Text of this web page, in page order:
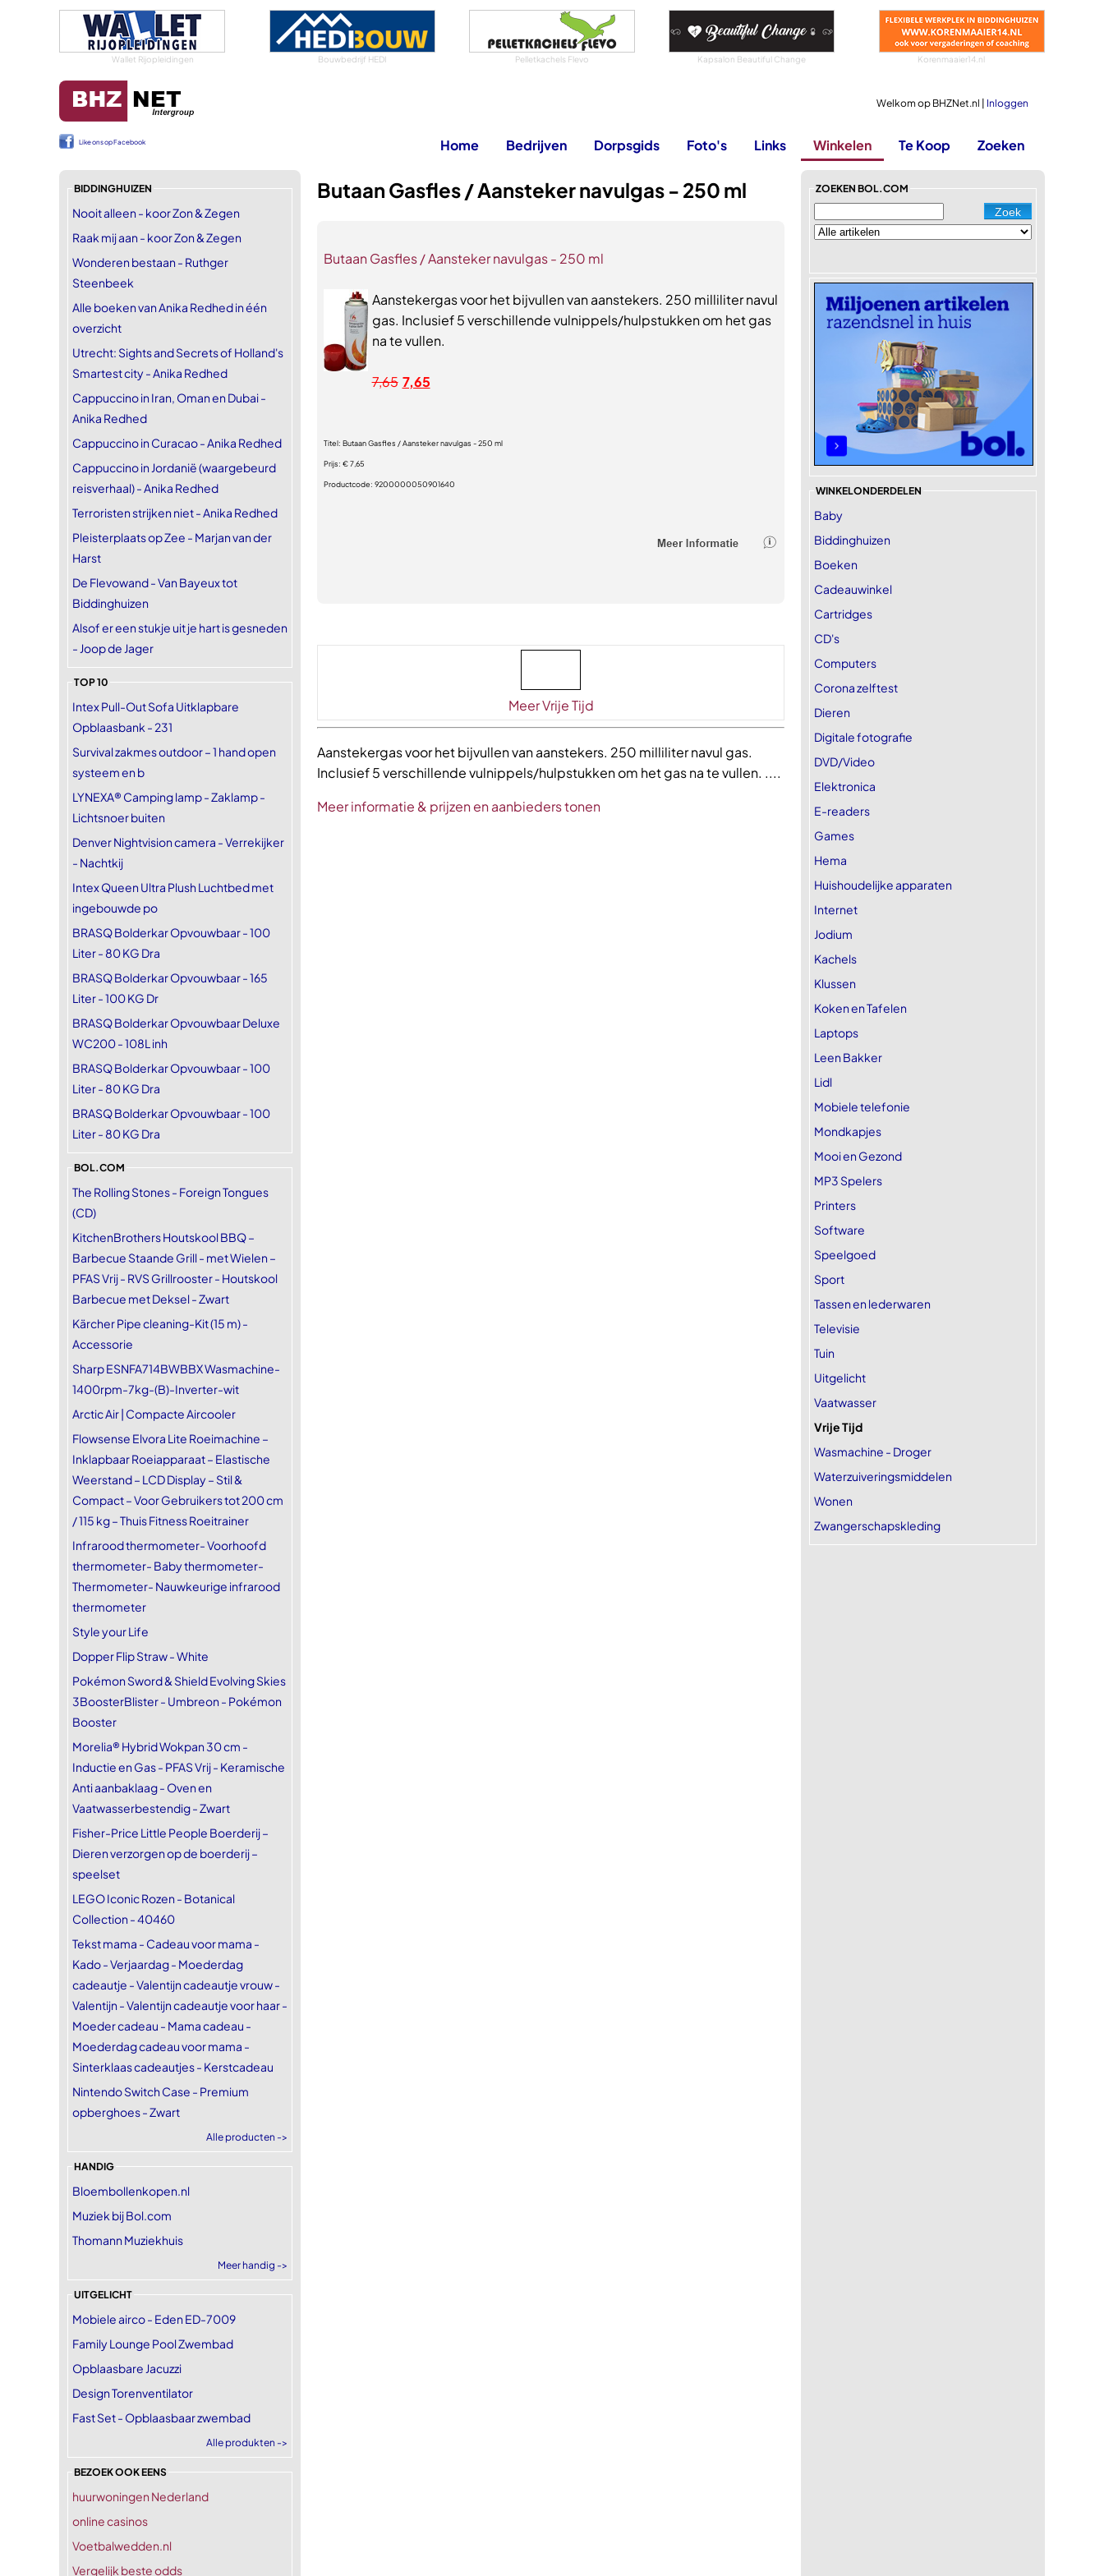
Wallet Rijopleidingen Bouwbedrijf HEDI Pelletkachels Flevo Kapsalon Beautiful Change Korenmaaier14.nl
Welkom op BHZNet.nl | Inloggen
Like ons op Facebook Home Bedrijven Dorpsgids Foto's Links Winkelen Te Koop Zoeken
BIDDINGHUIZEN
Nooit alleen - koor Zon & Zegen
Raak mij aan - koor Zon & Zegen
Wonderen bestaan - Ruthger
Steenbeek
Alle boeken van Anika Redhed in één
overzicht
Utrecht: Sights and Secrets of Holland's
Smartest city - Anika Redhed
Cappuccino in Iran, Oman en Dubai -
Anika Redhed
Cappuccino in Curacao - Anika Redhed
Cappuccino in Jordanië (waargebeurd
reisverhaal) - Anika Redhed
Terroristen strijken niet - Anika Redhed
Pleisterplaats op Zee - Marjan van der
Harst
De Flevowand - Van Bayeux tot
Biddinghuizen
Alsof er een stukje uit je hart is gesneden
- Joop de Jager
TOP 10
Intex Pull-Out Sofa Uitklapbare
Opblaasbank - 231
Survival zakmes outdoor – 1 hand open
systeem en b
LYNEXA® Camping lamp - Zaklamp -
Lichtsnoer buiten
Denver Nightvision camera - Verrekijker
- Nachtkij
Intex Queen Ultra Plush Luchtbed met
ingebouwde po
BRASQ Bolderkar Opvouwbaar - 100
Liter - 80 KG Dra
BRASQ Bolderkar Opvouwbaar - 165
Liter - 100 KG Dr
BRASQ Bolderkar Opvouwbaar Deluxe
WC200 - 108L inh
BRASQ Bolderkar Opvouwbaar - 100
Liter - 80 KG Dra
BRASQ Bolderkar Opvouwbaar - 100
Liter - 80 KG Dra
BOL.COM
The Rolling Stones - Foreign Tongues
(CD)
KitchenBrothers Houtskool BBQ –
Barbecue Staande Grill - met Wielen –
PFAS Vrij - RVS Grillrooster - Houtskool
Barbecue met Deksel - Zwart
Kärcher Pipe cleaning-Kit (15 m) -
Accessorie
Sharp ESNFA714BWBBX Wasmachine-
1400rpm-7kg-(B)-Inverter-wit
Arctic Air | Compacte Aircooler
Flowsense Elvora Lite Roeimachine –
Inklapbaar Roeiapparaat – Elastische
Weerstand – LCD Display – Stil &
Compact – Voor Gebruikers tot 200 cm
/ 115 kg – Thuis Fitness Roeitrainer
Infrarood thermometer- Voorhoofd
thermometer- Baby thermometer-
Thermometer- Nauwkeurige infrarood
thermometer
Style your Life
Dopper Flip Straw - White
Pokémon Sword & Shield Evolving Skies
3BoosterBlister - Umbreon - Pokémon
Booster
Morelia® Hybrid Wokpan 30 cm -
Inductie en Gas - PFAS Vrij - Keramische
Anti aanbaklaag - Oven en
Vaatwasserbestendig - Zwart
Fisher-Price Little People Boerderij –
Dieren verzorgen op de boerderij –
speelset
LEGO Iconic Rozen - Botanical
Collection - 40460
Tekst mama - Cadeau voor mama -
Kado - Verjaardag - Moederdag
cadeautje - Valentijn cadeautje vrouw -
Valentijn - Valentijn cadeautje voor haar -
Moeder cadeau - Mama cadeau -
Moederdag cadeau voor mama -
Sinterklaas cadeautjes - Kerstcadeau
Nintendo Switch Case - Premium
opberghoes - Zwart
Alle producten ->
HANDIG
Bloembollenkopen.nl
Muziek bij Bol.com
Thomann Muziekhuis
Meer handig ->
UITGELICHT
Mobiele airco - Eden ED-7009
Family Lounge Pool Zwembad
Opblaasbare Jacuzzi
Design Torenventilator
Fast Set - Opblaasbaar zwembad
Alle produkten ->
BEZOEK OOK EENS
huurwoningen Nederland
online casinos
Voetbalwedden.nl
Vergelijk beste odds
Butaan Gasfles / Aansteker navulgas - 250 ml
Butaan Gasfles / Aansteker navulgas - 250 ml
Aanstekergas voor het bijvullen van aanstekers. 250 milliliter navul
gas. Inclusief 5 verschillende vulnippels/hulpstukken om het gas
na te vullen.
7,65 7,65
Titel: Butaan Gasfles / Aansteker navulgas - 250 ml
Prijs: € 7,65
Productcode: 9200000050901640
Meer Vrije Tijd
Aanstekergas voor het bijvullen van aanstekers. 250 milliliter navul gas.
Inclusief 5 verschillende vulnippels/hulpstukken om het gas na te vullen. ....
Meer informatie & prijzen en aanbieders tonen
ZOEKEN BOL.COM
WINKELONDERDELEN
Baby
Biddinghuizen
Boeken
Cadeauwinkel
Cartridges
CD's
Computers
Corona zelftest
Dieren
Digitale fotografie
DVD/Video
Elektronica
E-readers
Games
Hema
Huishoudelijke apparaten
Internet
Jodium
Kachels
Klussen
Koken en Tafelen
Laptops
Leen Bakker
Lidl
Mobiele telefonie
Mondkapjes
Mooi en Gezond
MP3 Spelers
Printers
Software
Speelgoed
Sport
Tassen en lederwaren
Televisie
Tuin
Uitgelicht
Vaatwasser
Vrije Tijd
Wasmachine - Droger
Waterzuiveringsmiddelen
Wonen
Zwangerschapskleding